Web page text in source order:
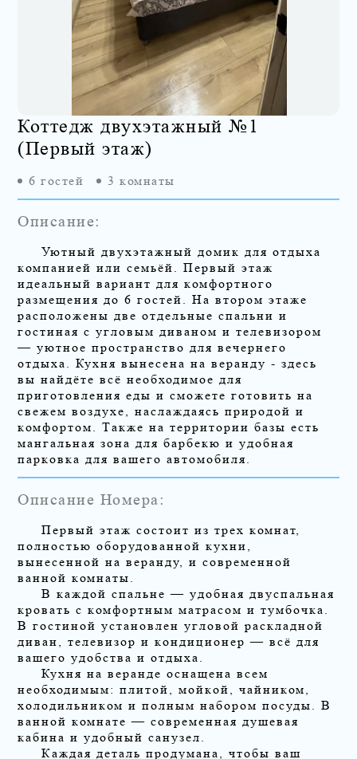
Коттедж двухэтажный №1
(Первый этаж)
6 гостей 3 комнаты
Описание:
Уютный двухэтажный домик для отдыха
компанией или семьёй. Первый этаж
идеальный вариант для комфортного
размещения до 6 гостей. На втором этаже
расположены две отдельные спальни и
гостиная с угловым диваном и телевизором
— уютное пространство для вечернего
отдыха. Кухня вынесена на веранду - здесь
вы найдёте всё необходимое для
приготовления еды и сможете готовить на
свежем воздухе, наслаждаясь природой и
комфортом. Также на территории базы есть
мангальная зона для барбекю и удобная
парковка для вашего автомобиля.
Описание Номера:
Первый этаж состоит из трех комнат,
полностью оборудованной кухни,
вынесенной на веранду, и современной
ванной комнаты.
В каждой спальне — удобная двуспальная
кровать с комфортным матрасом и тумбочка.
В гостиной установлен угловой раскладной
диван, телевизор и кондиционер — всё для
вашего удобства и отдыха.
Кухня на веранде оснащена всем
необходимым: плитой, мойкой, чайником,
холодильником и полным набором посуды. В
ванной комнате — современная душевая
кабина и удобный санузел.
Каждая деталь продумана, чтобы ваш